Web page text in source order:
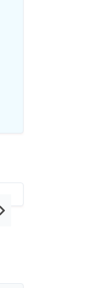
Siguiente